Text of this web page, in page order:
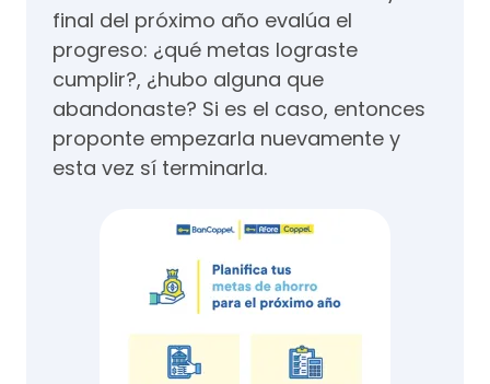
final del próximo año evalúa el
progreso: ¿qué metas lograste
cumplir?, ¿hubo alguna que
abandonaste? Si es el caso, entonces
proponte empezarla nuevamente y
esta vez sí terminarla.